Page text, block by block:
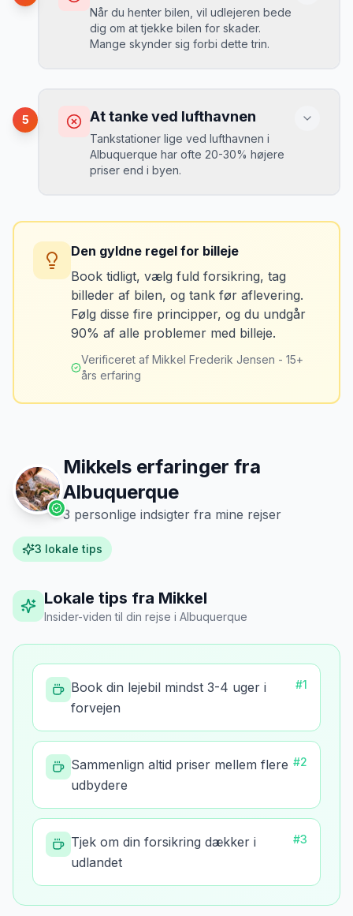
MJ
Mikkels erfaring September 2023
“ En lille bule i døren kostede mig 8.000
kr. i selvrisiko. Siden har jeg altid
Løsning
Når du henter bilen, vil udlejeren bede
dig om at tjekke bilen for skader.
Mange skynder sig forbi dette trin.
Du kan blive opkrævet for skader, der
var der før du fik bilen.
Løsning
brændstofmåleren.
MJ
Mikkels erfaring Oktober 2024
“Jeg fotograferer altid bilen fra alle
vinkler ved afhentning. Det har reddet
5 At tanke ved lufthavnen
Tankstationer lige ved lufthavnen i
Albuquerque har ofte 20-30% højere
priser end i byen.
sidste tankning.
Tank bilen op et par kilometer fra
lufthavnen dagen før aflevering. Priserne
er markant lavere.
Den gyldne regel for billeje
Book tidligt, vælg fuld forsikring, tag
billeder af bilen, og tank før aflevering.
Følg disse fire principper, og du undgår
90% af alle problemer med billeje.
Verificeret af Mikkel Frederik Jensen - 15+
års erfaring
Mikkels erfaringer fra
Albuquerque
3 personlige indsigter fra mine rejser
3 lokale tips
Lokale tips fra Mikkel
Insider-viden til din rejse i Albuquerque
Book din lejebil mindst 3-4 uger i
forvejen
#1
Sammenlign altid priser mellem flere
udbydere
#2
Tjek om din forsikring dækker i
udlandet
#3